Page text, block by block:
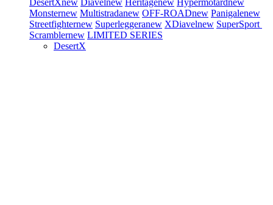
DesertXnew Diavelnew Heritagenew Hypermotardnew
Monsternew Multistradanew OFF-ROADnew Panigalenew
Streetfighternew Superleggeranew XDiavelnew SuperSport
Scramblernew LIMITED SERIES
DesertX